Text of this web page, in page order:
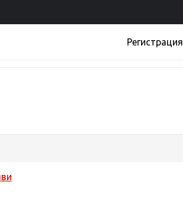
Регистрация